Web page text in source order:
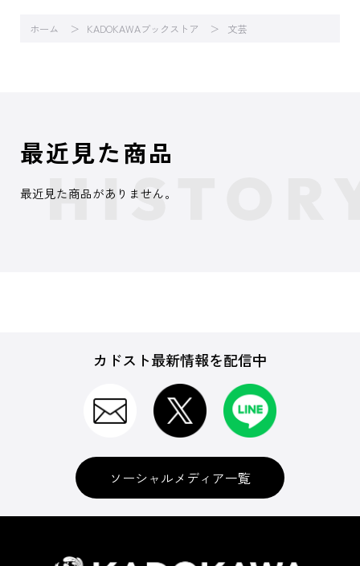
ホーム KADOKAWAブックストア 文芸
最近見た商品
最近見た商品がありません。
カドスト最新情報を配信中
ソーシャルメディア一覧